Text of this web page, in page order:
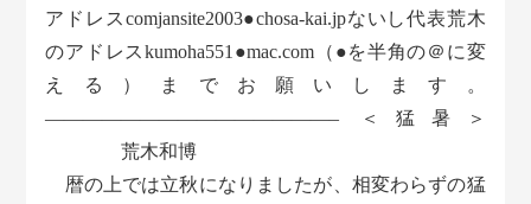
アドレスcomjansite2003●chosa-kai.jpないし代表荒木
のアドレスkumoha551●mac.com（●を半角の＠に変
える）までお願いします。
———————————————– ＜猛暑＞
荒木和博
暦の上では立秋になりましたが、相変わらずの猛